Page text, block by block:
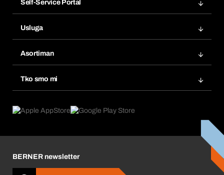
Self-Service Portal
Popisi želja
Ponovno naručivanje
Pretplate
Usluga
Tražitelji proizvoda
Asortiman
Tko smo mi
Što nas pokreće
Business Conduct
BERNER newsletter